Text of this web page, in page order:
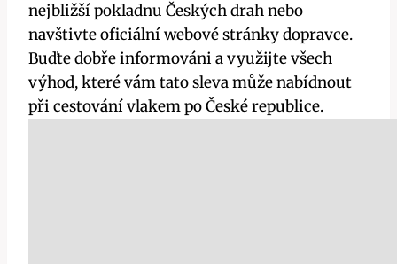
nejbližší pokladnu Českých drah nebo
navštivte oficiální webové stránky dopravce.
Buďte dobře informováni a využijte všech
výhod, které vám tato sleva může nabídnout
při cestování vlakem po České republice.